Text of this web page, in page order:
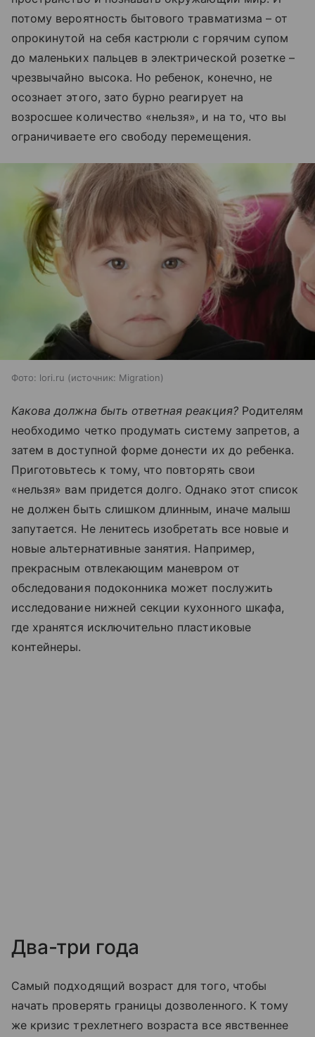
потому вероятность бытового травматизма – от
опрокинутой на себя кастрюли с горячим супом
до маленьких пальцев в электрической розетке –
чрезвычайно высока. Но ребенок, конечно, не
осознает этого, зато бурно реагирует на
возросшее количество «нельзя», и на то, что вы
ограничиваете его свободу перемещения.
Фото: lori.ru источник: Migration
Какова должна быть ответная реакция?Родителям
необходимо четко продумать систему запретов, а
затем в доступной форме донести их до ребенка.
Приготовьтесь к тому, что повторять свои
«нельзя» вам придется долго. Однако этот список
не должен быть слишком длинным, иначе малыш
запутается. Не ленитесь изобретать все новые и
новые альтернативные занятия. Например,
прекрасным отвлекающим маневром от
обследования подоконника может послужить
исследование нижней секции кухонного шкафа,
где хранятся исключительно пластиковые
контейнеры.
Два-три года
Самый подходящий возраст для того, чтобы
начать проверять границы дозволенного. К тому
же кризис трехлетнего возраста все явственнее